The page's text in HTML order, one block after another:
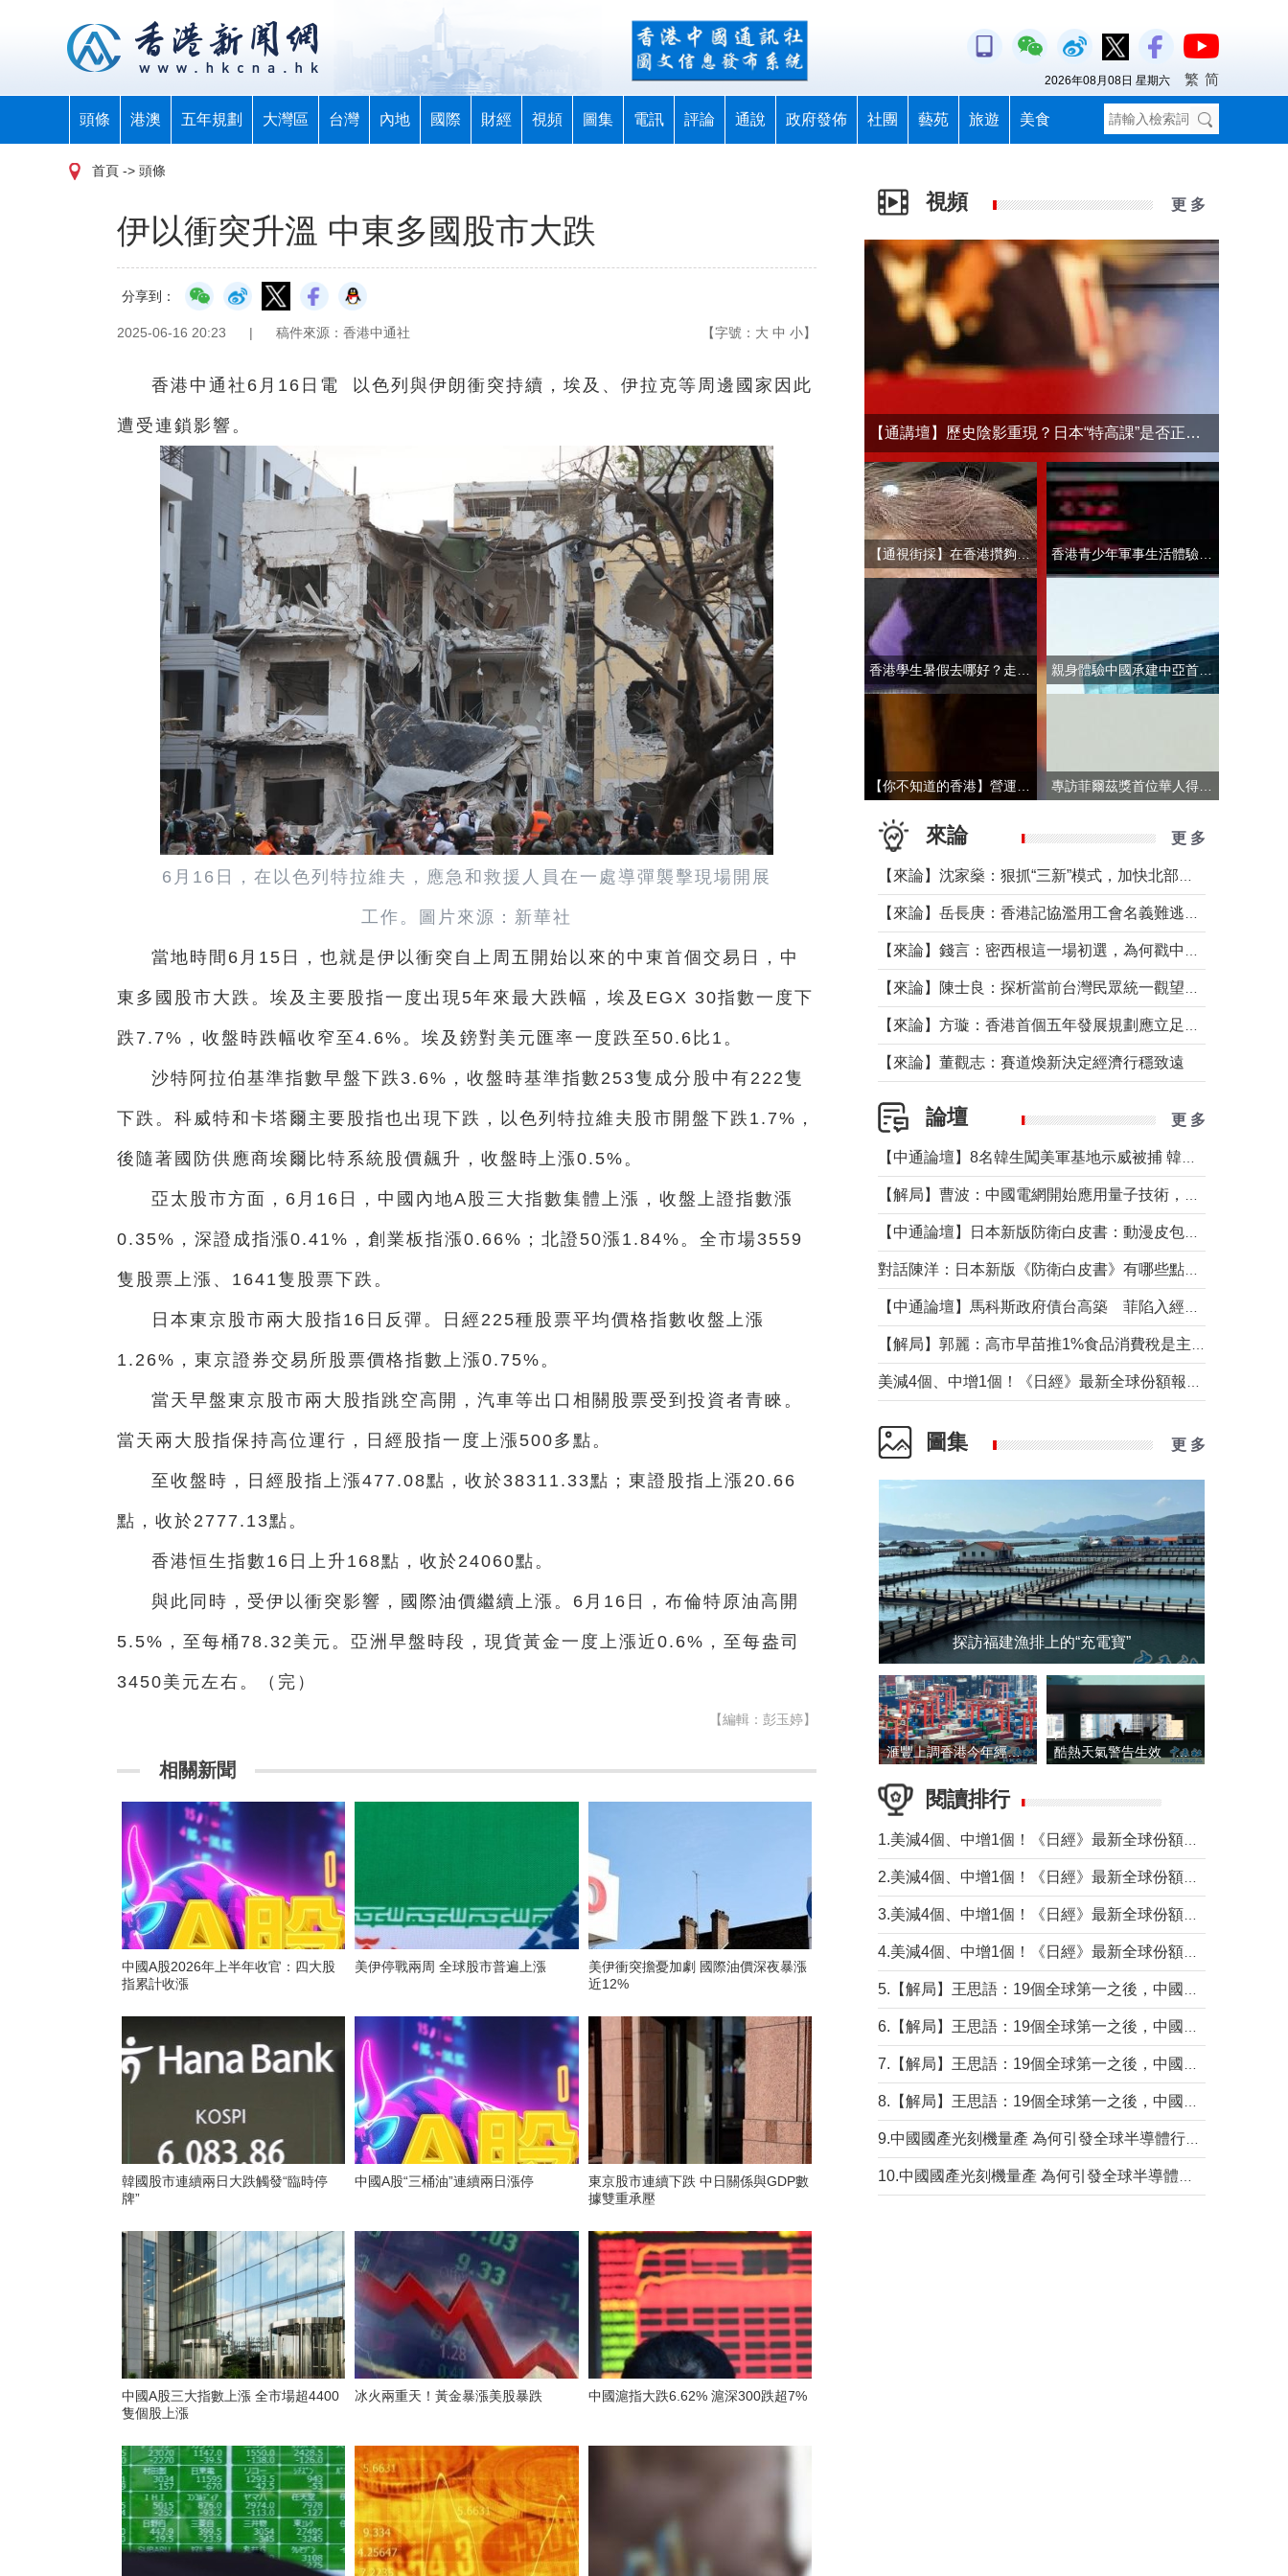
頭條 港澳 五年規劃 大灣區 台灣 內地 國際 財經 視頻 圖集 電訊 評論 通說 政府發佈 社團 藝苑 旅遊 美食
2026年08月08日 星期六 繁 简
首頁 -> 頭條
伊以衝突升溫 中東多國股市大跌
分享到：
2025-06-16 20:23 | 稿件來源：香港中通社 【字號： 大 中 小】
香港中通社6月16日電 以色列與伊朗衝突持續，埃及、伊拉克等周邊國家因此
遭受連鎖影響。
6月16日，在以色列特拉維夫，應急和救援人員在一處導彈襲擊現場開展
工作。圖片來源：新華社
當地時間6月15日，也就是伊以衝突自上周五開始以來的中東首個交易日，中
東多國股市大跌。埃及主要股指一度出現5年來最大跌幅，埃及EGX 30指數一度下
跌7.7%，收盤時跌幅收窄至4.6%。埃及鎊對美元匯率一度跌至50.6比1。
沙特阿拉伯基準指數早盤下跌3.6%，收盤時基準指數253隻成分股中有222隻
下跌。科威特和卡塔爾主要股指也出現下跌，以色列特拉維夫股市開盤下跌1.7%，
後隨著國防供應商埃爾比特系統股價飆升，收盤時上漲0.5%。
亞太股市方面，6月16日，中國內地A股三大指數集體上漲，收盤上證指數漲
0.35%，深證成指漲0.41%，創業板指漲0.66%；北證50漲1.84%。全市場3559
隻股票上漲、1641隻股票下跌。
日本東京股市兩大股指16日反彈。日經225種股票平均價格指數收盤上漲
1.26%，東京證券交易所股票價格指數上漲0.75%。
當天早盤東京股市兩大股指跳空高開，汽車等出口相關股票受到投資者青睞。
當天兩大股指保持高位運行，日經股指一度上漲500多點。
至收盤時，日經股指上漲477.08點，收於38311.33點；東證股指上漲20.66
點，收於2777.13點。
香港恒生指數16日上升168點，收於24060點。
與此同時，受伊以衝突影響，國際油價繼續上漲。6月16日，布倫特原油高開
5.5%，至每桶78.32美元。亞洲早盤時段，現貨黃金一度上漲近0.6%，至每盎司
3450美元左右。（完）
【編輯：彭玉婷】
相關新聞
中國A股2026年上半年收官：四大股
指累計收漲
美伊停戰兩周 全球股市普遍上漲
美伊衝突擔憂加劇 國際油價深夜暴漲
近12%
韓國股市連續兩日大跌觸發“臨時停
牌”
中國A股“三桶油”連續兩日漲停
東京股市連續下跌 中日關係與GDP數
據雙重承壓
中國A股三大指數上漲 全市場超4400
隻個股上漲
冰火兩重天！黃金暴漲美股暴跌 中國滬指大跌6.62% 滬深300跌超7%
視頻 更 多
【通講壇】歷史陰影重現？日本“特高課”是否正在借殼還魂
【通視街採】在香港攢夠多少錢才敢退休？有人退而不休，有人放眼大灣區
來論 更 多
【來論】董觀志：賽道煥新決定經濟行穩致遠
論壇 更 多
圖集 更 多
探訪福建漁排上的“充電寶”
滙豐上調香港今年經濟增長預測至4.5% 酷熱天氣警告生效 本港高溫持續至下周
閱讀排行